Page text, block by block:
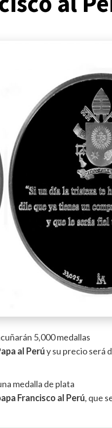
5,000 medallas
al Perúy su precio será
medalla de plata
Francisco al Perú, que